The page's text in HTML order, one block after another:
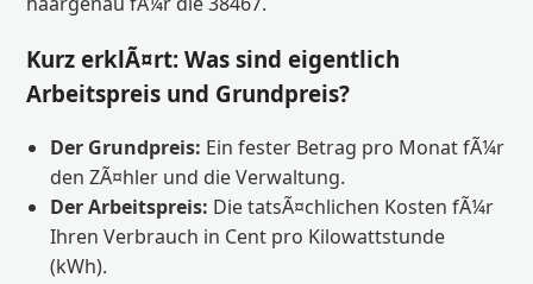
Kurz erklÃ¤rt: Was sind eigentlich
Arbeitspreis und Grundpreis?
Der Grundpreis: Ein fester Betrag pro Monat fÃ¼r
den ZÃ¤hler und die Verwaltung.
Der Arbeitspreis: Die tatsÃ¤chlichen Kosten fÃ¼r
Ihren Verbrauch in Cent pro Kilowattstunde
(kWh).